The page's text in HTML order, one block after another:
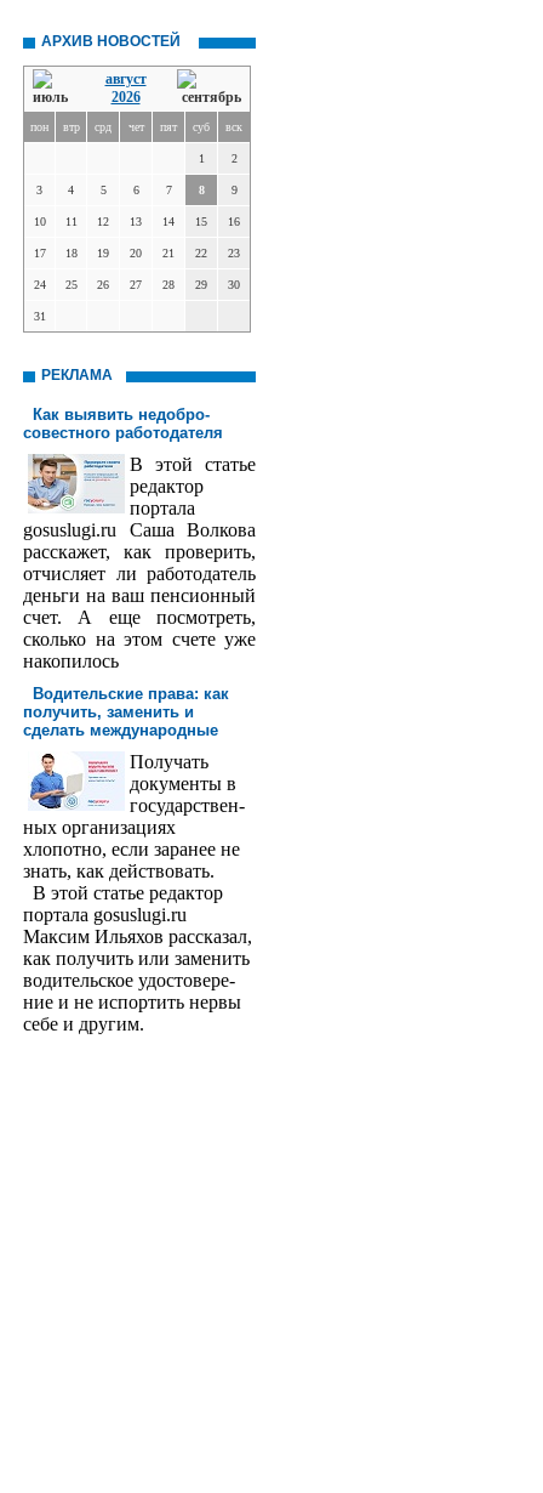
АРХИВ НОВОСТЕЙ
август
2026
пон втр срд чет пят суб вск
1 2
3 4 5 6 7 8 9
10 11 12 13 14 15 16
17 18 19 20 21 22 23
24 25 26 27 28 29 30
31
РЕКЛАМА
Как выявить недобро­
совестного работодателя
В этой статье
редактор
порта­ла
gosuslugi.ru Саша Волкова
расскажет, как проверить,
отчисляет ли работодатель
деньги на ваш пенсионный
счет. А еще посмотреть,
сколько на этом счете уже
накопилось
Водительские права: как
получить, заменить и
сделать международ­ные
Получать
доку­менты в
государствен­
ных организациях
хлопотно, если заранее не
знать, как действовать.
В этой статье редактор
портала gosuslugi.ru
Максим Ильяхов рассказал,
как получить или заменить
водительское удостовере­
ние и не испортить нервы
себе и другим.